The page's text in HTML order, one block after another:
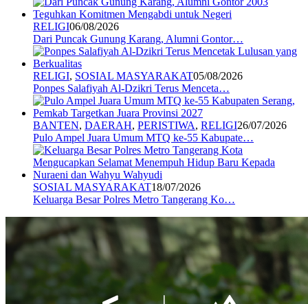
RELIGI06/08/2026
Dari Puncak Gunung Karang, Alumni Gontor…
RELIGI, SOSIAL MASYARAKAT05/08/2026
Ponpes Salafiyah Al-Dzikri Terus Menceta…
BANTEN, DAERAH, PERISTIWA, RELIGI26/07/2026
Pulo Ampel Juara Umum MTQ ke-55 Kabupate…
SOSIAL MASYARAKAT18/07/2026
Keluarga Besar Polres Metro Tangerang Ko…